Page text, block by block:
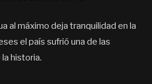
al máximo deja tranquilidad en la
el país sufrió una de las
historia.